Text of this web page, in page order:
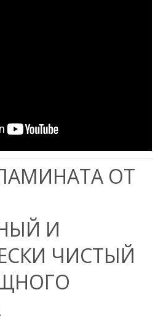
ОТ
И
ЧИСТЫЙ